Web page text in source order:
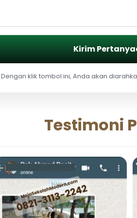
Kirim
Dengan klik tombol ini, Anda akan
Testimoni